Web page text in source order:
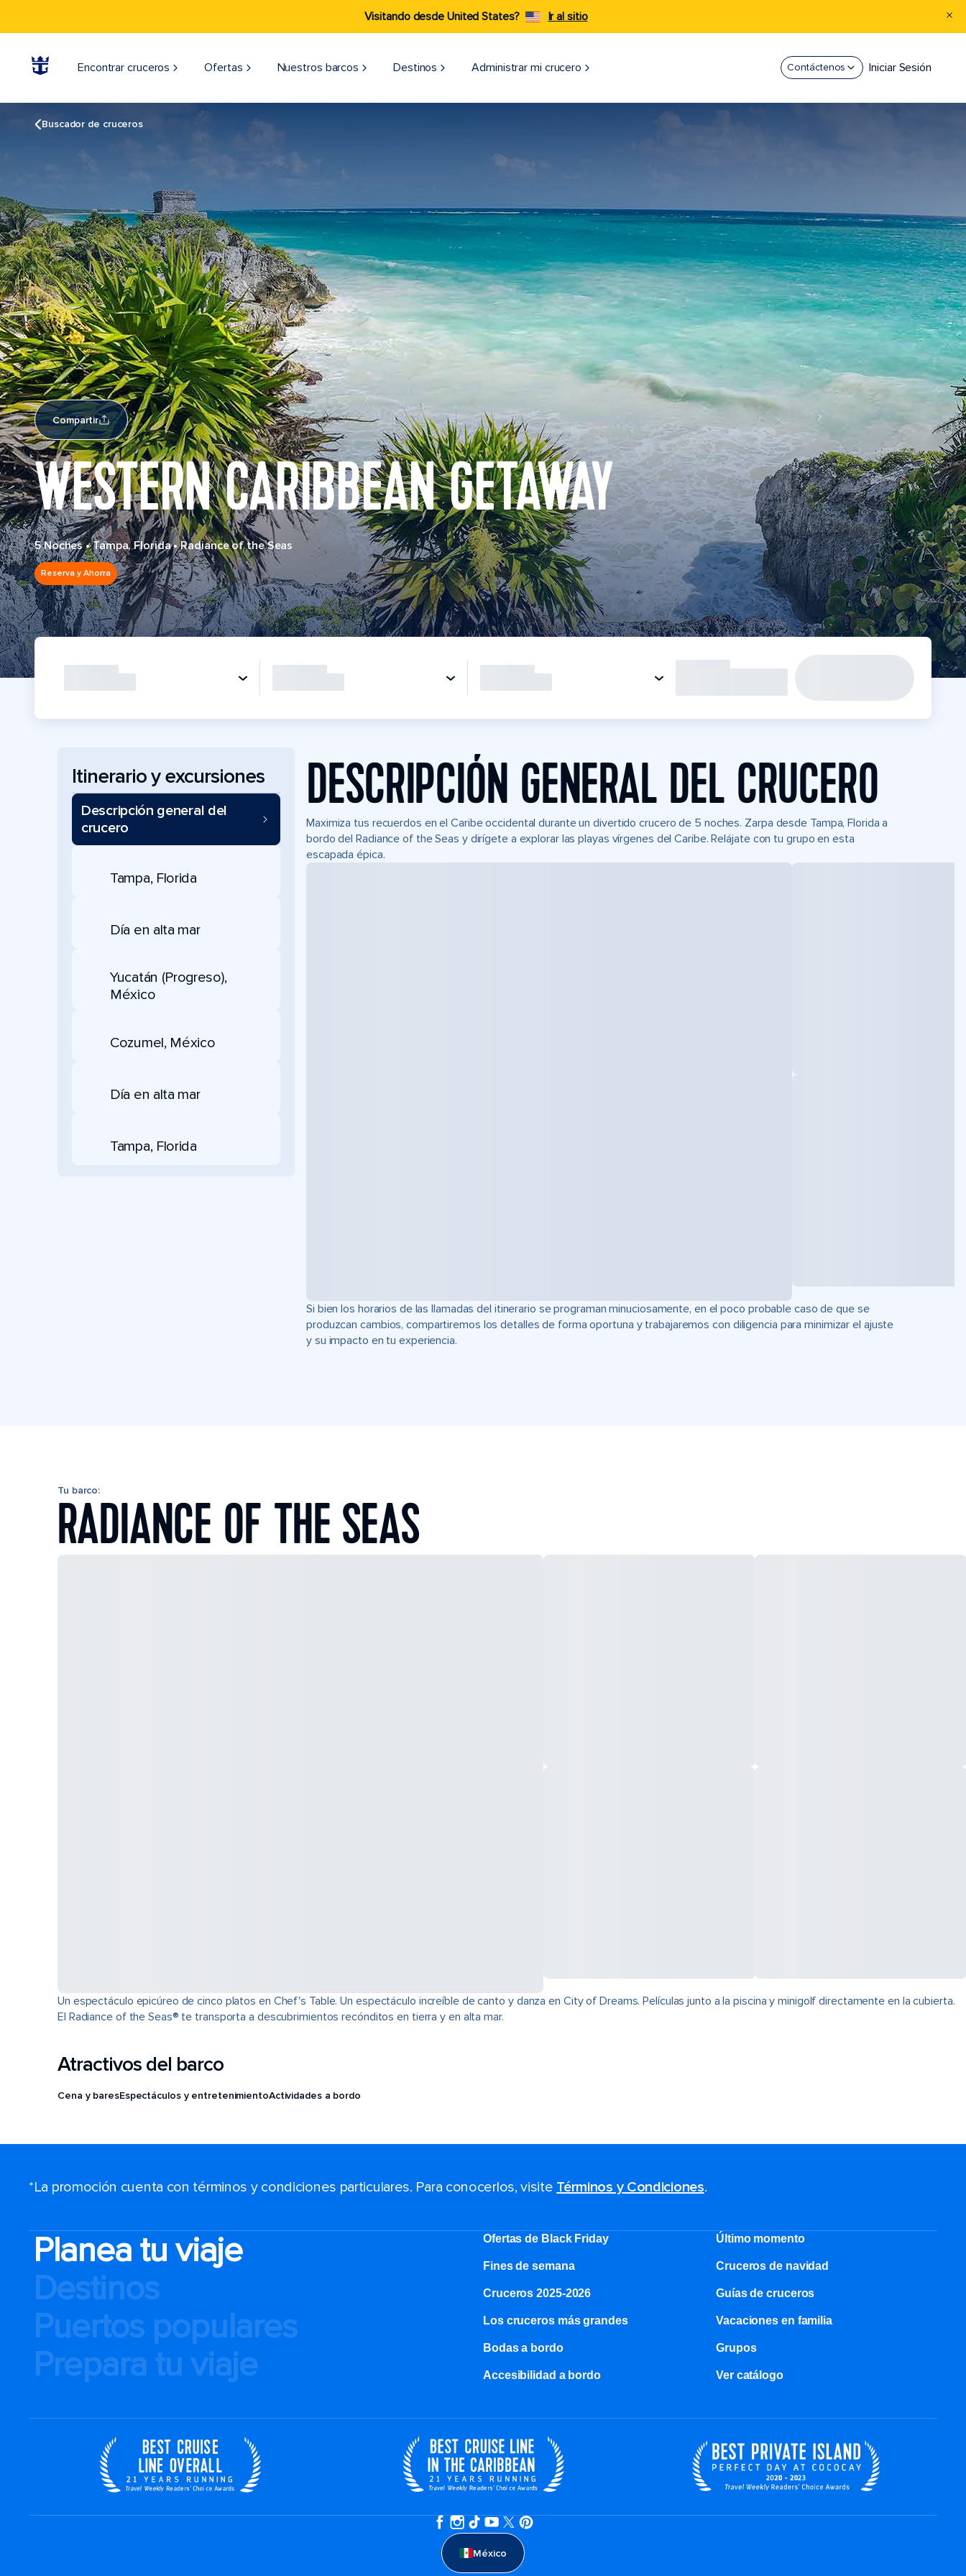
Visitando desde United States? Ir al sitio
Encontrar cruceros Ofertas Nuestros barcos Destinos Administrar mi crucero Contáctenos Iniciar Sesión
Buscador de cruceros
Compartir
WESTERN CARIBBEAN GETAWAY
5 Noches•Tampa, Florida•Radiance of the Seas
Reserva y Ahorra
Itinerario y excursiones
Descripción general del
crucero
Tampa, Florida
Día en alta mar
Yucatán (Progreso),
México
Cozumel, México
Día en alta mar
Tampa, Florida
DESCRIPCIÓN GENERAL DEL CRUCERO
Maximiza tus recuerdos en el Caribe occidental durante un divertido crucero de 5 noches. Zarpa desde Tampa, Florida a
bordo del Radiance of the Seas y dirígete a explorar las playas vírgenes del Caribe. Relájate con tu grupo en esta
escapada épica.
Si bien los horarios de las llamadas del itinerario se programan minuciosamente, en el poco probable caso de que se
produzcan cambios, compartiremos los detalles de forma oportuna y trabajaremos con diligencia para minimizar el ajuste
y su impacto en tu experiencia.
Tu barco:
RADIANCE OF THE SEAS
Un espectáculo epicúreo de cinco platos en Chef's Table. Un espectáculo increíble de canto y danza en City of Dreams. Películas junto a la piscina y minigolf directamente en la cubierta.
El Radiance of the Seas® te transporta a descubrimientos recónditos en tierra y en alta mar.
Atractivos del barco
Cena y baresEspectáculos y entretenimientoActividades a bordo
*La promoción cuenta con términos y condiciones particulares. Para conocerlos, visite Términos y Condiciones.
Planea tu viaje
Destinos
Puertos populares
Prepara tu viaje
Ofertas de Black Friday Último momento
Fines de semana Cruceros de navidad
Cruceros 2025-2026 Guías de cruceros
Los cruceros más grandes Vacaciones en familia
Bodas a bordo Grupos
Accesibilidad a bordo Ver catálogo
México